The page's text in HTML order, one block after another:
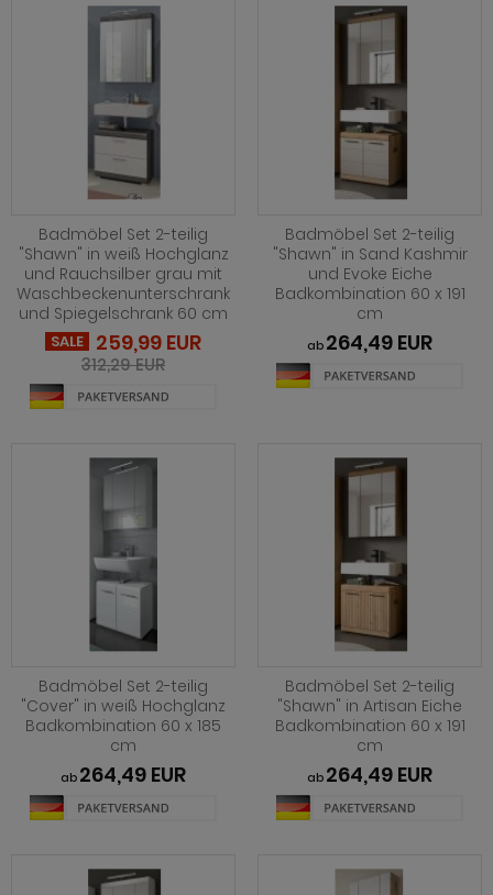
Badmöbel Set 2-teilig
"Shawn" in weiß Hochglanz
und Rauchsilber grau mit
Waschbeckenunterschrank
und Spiegelschrank 60 cm
SALE 259,99 EUR
312,29 EUR
Badmöbel Set 2-teilig
"Shawn" in Sand Kashmir
und Evoke Eiche
Badkombination 60 x 191
cm
ab 264,49 EUR
Badmöbel Set 2-teilig
"Cover" in weiß Hochglanz
Badkombination 60 x 185
cm
ab 264,49 EUR
Badmöbel Set 2-teilig
"Shawn" in Artisan Eiche
Badkombination 60 x 191
cm
ab 264,49 EUR